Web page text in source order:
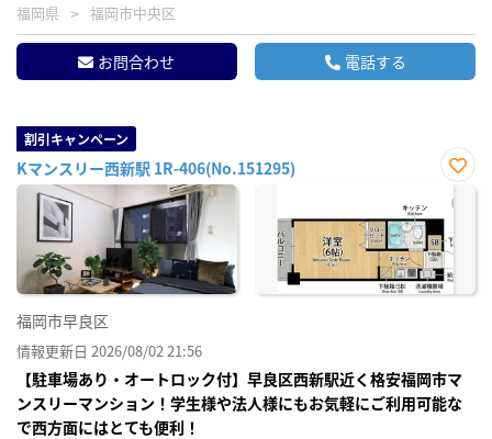
福岡県 福岡市中央区
お問合わせ 電話する
割引キャンペーン
Kマンスリー西新駅 1R-406(No.151295)
お気
に入
り登
録
福岡市早良区
情報更新日 2026/08/02 21:56
【駐車場あり・オートロック付】早良区西新駅近く格安福岡市マ
ンスリーマンション！学生様や法人様にもお気軽にご利用可能な
で西方面にはとても便利！